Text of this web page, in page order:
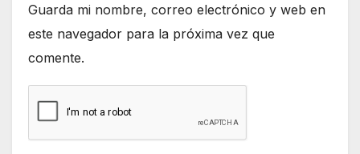
Guarda mi nombre, correo electrónico y web en
este navegador para la próxima vez que
comente.